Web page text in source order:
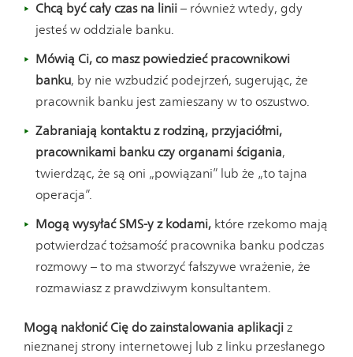
Chcą być cały czas na linii – również wtedy, gdy
jesteś w oddziale banku.
Mówią Ci, co masz powiedzieć pracownikowi
banku, by nie wzbudzić podejrzeń, sugerując, że
pracownik banku jest zamieszany w to oszustwo.
Zabraniają kontaktu z rodziną, przyjaciółmi,
pracownikami banku czy organami ścigania,
twierdząc, że są oni „powiązani” lub że „to tajna
operacja”.
Mogą wysyłać SMS-y z kodami, które rzekomo mają
potwierdzać tożsamość pracownika banku podczas
rozmowy – to ma stworzyć fałszywe wrażenie, że
rozmawiasz z prawdziwym konsultantem.
Mogą nakłonić Cię do zainstalowania aplikacji z
nieznanej strony internetowej lub z linku przesłanego